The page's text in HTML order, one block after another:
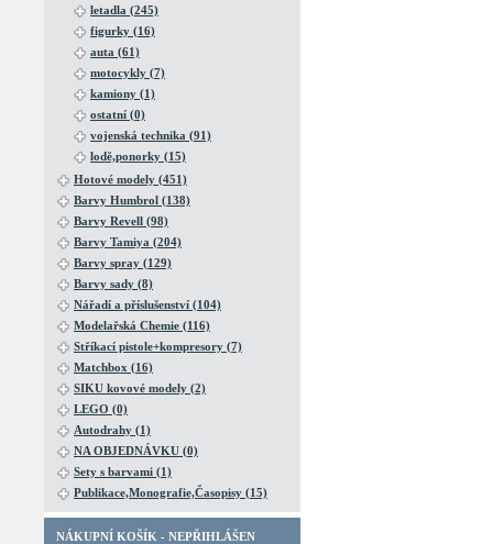
letadla (245)
figurky (16)
auta (61)
motocykly (7)
kamiony (1)
ostatní (0)
vojenská technika (91)
lodě,ponorky (15)
Hotové modely (451)
Barvy Humbrol (138)
Barvy Revell (98)
Barvy Tamiya (204)
Barvy spray (129)
Barvy sady (8)
Nářadí a příslušenství (104)
Modelařská Chemie (116)
Stříkací pistole+kompresory (7)
Matchbox (16)
SIKU kovové modely (2)
LEGO (0)
Autodrahy (1)
NA OBJEDNÁVKU (0)
Sety s barvami (1)
Publikace,Monografie,Časopisy (15)
NÁKUPNÍ KOŠÍK - NEPŘIHLÁŠEN